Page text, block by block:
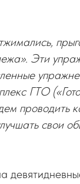
Эти
ГТО
проводить
свои